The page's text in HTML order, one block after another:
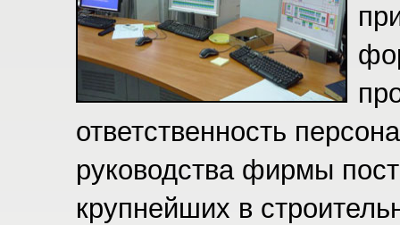
ответственность
руководства фирмы
крупнейших в